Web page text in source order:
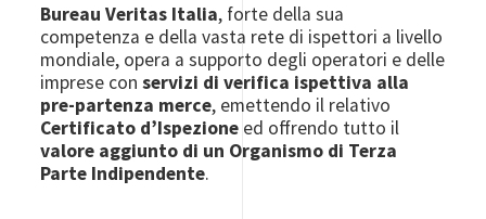
Bureau Veritas Italia, forte della sua
competenza e della vasta rete di ispettori a livello
mondiale, opera a supporto degli operatori e delle
imprese conservizi di verifica ispettiva alla
pre-partenza merce, emettendo il relativo
Certificato d’Ispezione ed offrendo tutto il
valore aggiunto di un Organismo di Terza
Parte Indipendente.